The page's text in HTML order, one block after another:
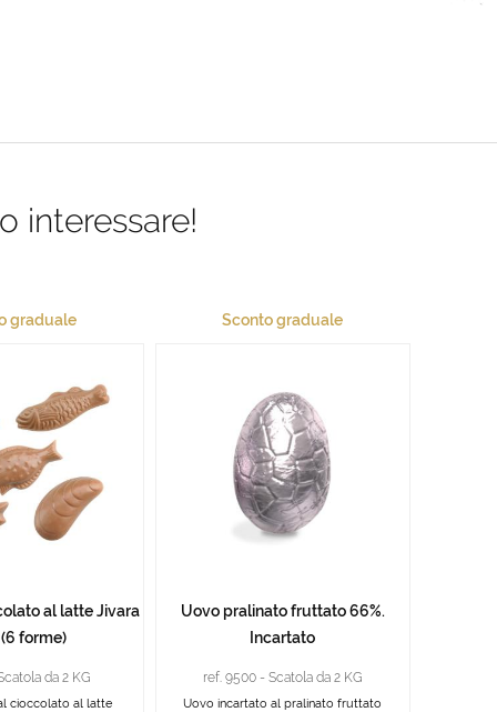
interessare!
graduale
al latte Jivara
forme)
da 2 KG
cioccolato al latte
Sconto graduale
Uovo pralinato fruttato 66%.
Incartato
ref. 9500 - Scatola da 2 KG
Uovo incartato al pralinato fruttato